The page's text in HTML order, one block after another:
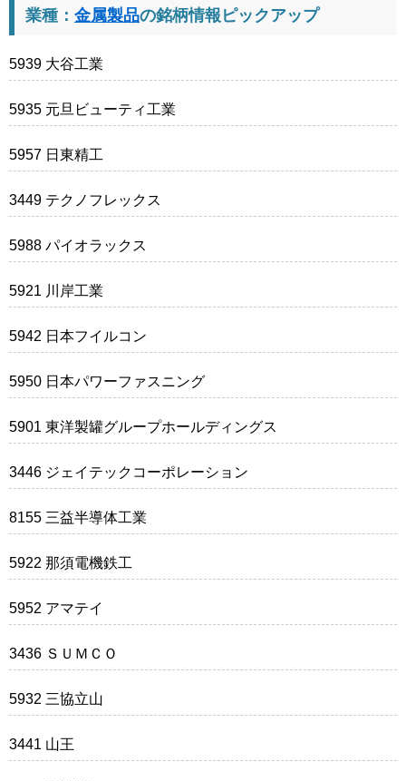
業種： 金属製品の銘柄情報ピックアップ
5939 大谷工業
5935 元旦ビューティ工業
5957 日東精工
3449 テクノフレックス
5988 パイオラックス
5921 川岸工業
5942 日本フイルコン
5950 日本パワーファスニング
5901 東洋製罐グループホールディングス
3446 ジェイテックコーポレーション
8155 三益半導体工業
5922 那須電機鉄工
5952 アマテイ
3436 ＳＵＭＣＯ
5932 三協立山
3441 山王